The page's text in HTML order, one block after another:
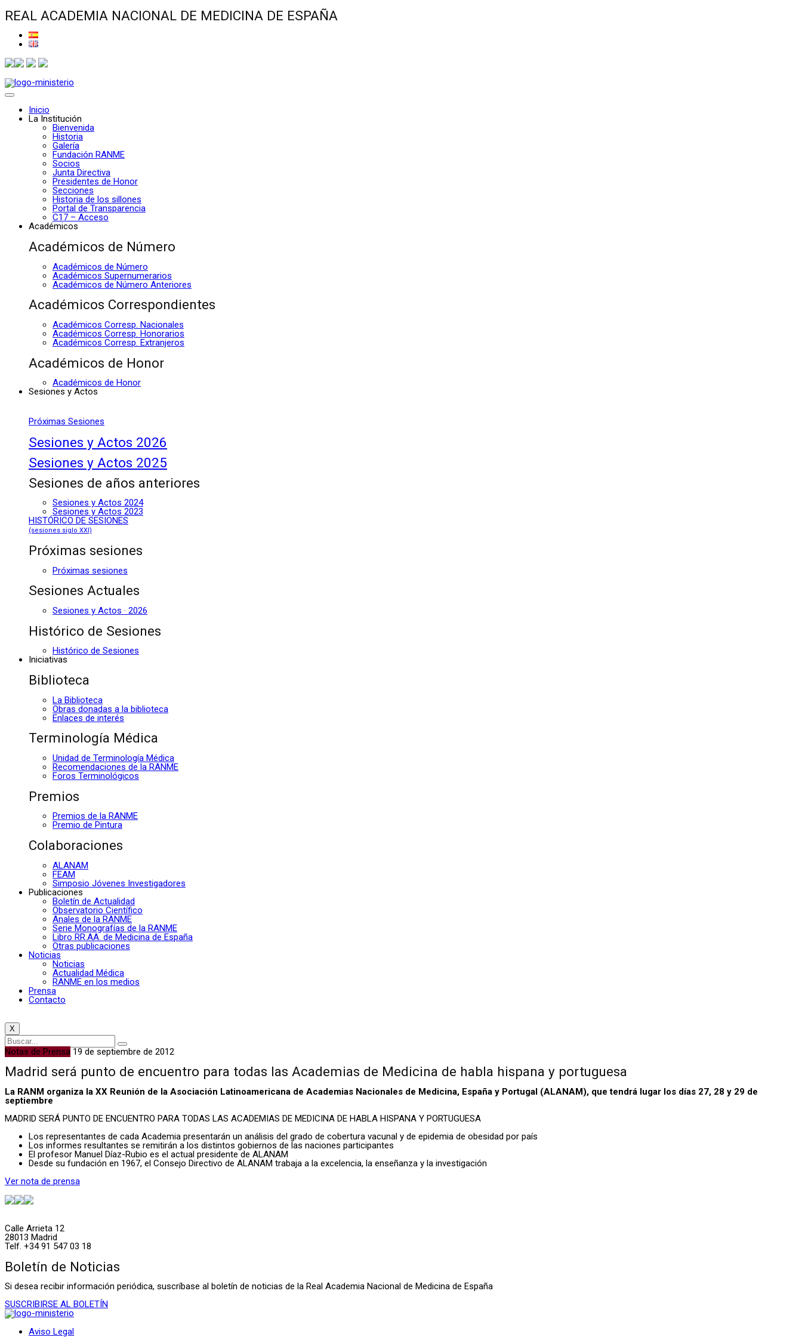
REAL ACADEMIA NACIONAL DE MEDICINA DE ESPAÑA
Inicio
La Institución
Bienvenida
Historia
Galería
Fundación RANME
Socios
Junta Directiva
Presidentes de Honor
Secciones
Historia de los sillones
Portal de Transparencia
C17 – Acceso
Académicos
Académicos de Número
Académicos de Número
Académicos Supernumerarios
Académicos de Número Anteriores
Académicos Correspondientes
Académicos Corresp. Nacionales
Académicos Corresp. Honorarios
Académicos Corresp. Extranjeros
Académicos de Honor
Académicos de Honor
Sesiones y Actos
Próximas Sesiones
Sesiones y Actos 2026
Sesiones y Actos 2025
Sesiones de años anteriores
Sesiones y Actos 2024
Sesiones y Actos 2023
HISTÓRICO DE SESIONES
(sesiones siglo XXI)
Próximas sesiones
Próximas sesiones
Sesiones Actuales
Sesiones y Actos · 2026
Histórico de Sesiones
Histórico de Sesiones
Iniciativas
Biblioteca
La Biblioteca
Obras donadas a la biblioteca
Enlaces de interés
Terminología Médica
Unidad de Terminología Médica
Recomendaciones de la RANME
Foros Terminológicos
Premios
Premios de la RANME
Premio de Pintura
Colaboraciones
ALANAM
FEAM
Simposio Jóvenes Investigadores
Publicaciones
Boletín de Actualidad
Observatorio Científico
Anales de la RANME
Serie Monografías de la RANME
Libro RR.AA. de Medicina de España
Otras publicaciones
Noticias
Noticias
Actualidad Médica
RANME en los medios
Prensa
Contacto
X
Notas de Prensa 19 de septiembre de 2012
Madrid será punto de encuentro para todas las Academias de Medicina de habla hispana y portuguesa
La RANM organiza la XX Reunión de la Asociación Latinoamericana de Academias Nacionales de Medicina, España y Portugal (ALANAM), que tendrá lugar los días 27, 28 y 29 de
septiembre
MADRID SERÁ PUNTO DE ENCUENTRO PARA TODAS LAS ACADEMIAS DE MEDICINA DE HABLA HISPANA Y PORTUGUESA
Los representantes de cada Academia presentarán un análisis del grado de cobertura vacunal y de epidemia de obesidad por país
Los informes resultantes se remitirán a los distintos gobiernos de las naciones participantes
El profesor Manuel Díaz-Rubio es el actual presidente de ALANAM
Desde su fundación en 1967, el Consejo Directivo de ALANAM trabaja a la excelencia, la enseñanza y la investigación
Ver nota de prensa
Calle Arrieta 12
28013 Madrid
Telf. +34 91 547 03 18
Boletín de Noticias
Si desea recibir información periódica, suscríbase al boletín de noticias de la Real Academia Nacional de Medicina de España
SUSCRIBIRSE AL BOLETÍN
Aviso Legal